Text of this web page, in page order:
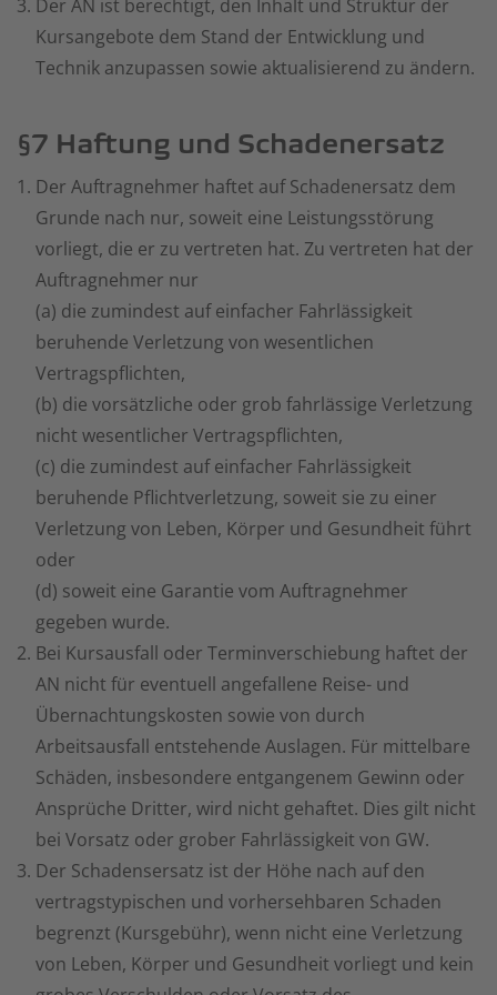
Der AN ist berechtigt, den Inhalt und Struktur der
Kursangebote dem Stand der Entwicklung und
Technik anzupassen sowie aktualisierend zu ändern.
§7 Haftung und Schadenersatz
Der Auftragnehmer haftet auf Schadenersatz dem
Grunde nach nur, soweit eine Leistungsstörung
vorliegt, die er zu vertreten hat. Zu vertreten hat der
Auftragnehmer nur
(a) die zumindest auf einfacher Fahrlässigkeit
beruhende Verletzung von wesentlichen
Vertragspflichten,
(b) die vorsätzliche oder grob fahrlässige Verletzung
nicht wesentlicher Vertragspflichten,
(c) die zumindest auf einfacher Fahrlässigkeit
beruhende Pflichtverletzung, soweit sie zu einer
Verletzung von Leben, Körper und Gesundheit führt
oder
(d) soweit eine Garantie vom Auftragnehmer
gegeben wurde.
Bei Kursausfall oder Terminverschiebung haftet der
AN nicht für eventuell angefallene Reise- und
Übernachtungskosten sowie von durch
Arbeitsausfall entstehende Auslagen. Für mittelbare
Schäden, insbesondere entgangenem Gewinn oder
Ansprüche Dritter, wird nicht gehaftet. Dies gilt nicht
bei Vorsatz oder grober Fahrlässigkeit von GW.
Der Schadensersatz ist der Höhe nach auf den
vertragstypischen und vorhersehbaren Schaden
begrenzt (Kursgebühr), wenn nicht eine Verletzung
von Leben, Körper und Gesundheit vorliegt und kein